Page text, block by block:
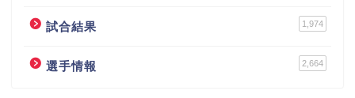
試合結果 1,974
選手情報 2,664